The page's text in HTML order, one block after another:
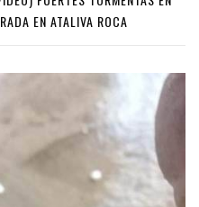
EN ATALIVA ROCA